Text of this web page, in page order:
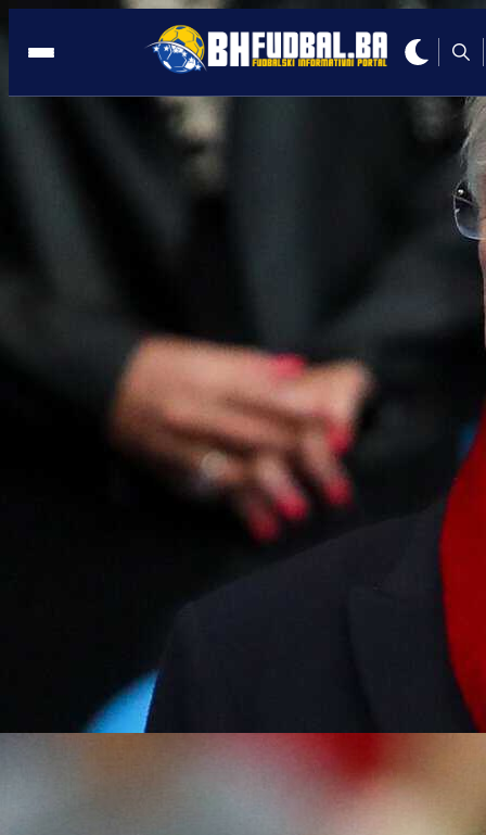
08:02, 03.08.2022
Pogledajte kako je Benjamin Šeško
srušio Liverpool u Salzburgu!